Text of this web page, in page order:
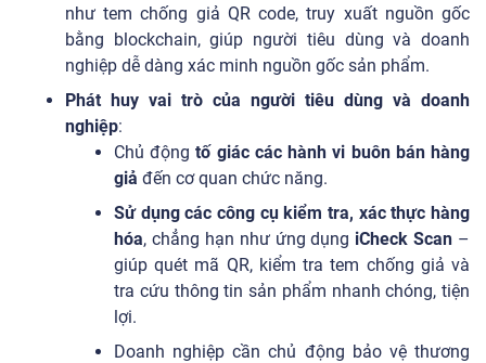
như tem chống giả QR code, truy xuất nguồn gốc
bằng blockchain, giúp người tiêu dùng và doanh
nghiệp dễ dàng xác minh nguồn gốc sản phẩm.
Phát huy vai trò của người tiêu dùng và doanh
nghiệp:
Chủ độngtố giác các hành vi buôn bán hàng
giả đến cơ quan chức năng.
Sử dụng các công cụ kiểm tra, xác thực hàng
hóa, chẳng hạn như ứng dụng iCheck Scan –
giúp quét mã QR, kiểm tra tem chống giả và
tra cứu thông tin sản phẩm nhanh chóng, tiện
lợi.
Doanh nghiệp cần chủ động bảo vệ thương